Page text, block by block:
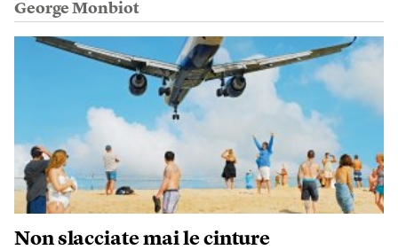
George Monbiot
Non slacciate mai le cinture